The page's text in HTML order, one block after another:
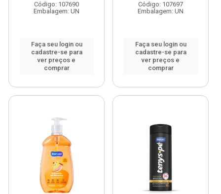
Código: 107690
Embalagem: UN
Faça seu login ou
cadastre-se para
ver preços e
comprar
Código: 107697
Embalagem: UN
Faça seu login ou
cadastre-se para
ver preços e
comprar